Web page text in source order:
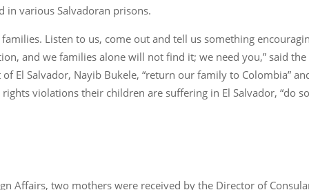
in various Salvadoran prisons.
Listen to us, come out and tell us something
and we families alone will not find it; we need you,” said
El Salvador, Nayib Bukele, “return our family to Colombia”
violations their children are suffering in El Salvador, “do
Affairs, two mothers were received by the Director of